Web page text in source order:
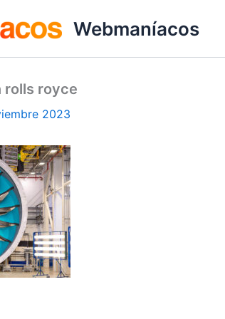
Webmaníacos
rolls royce
2023